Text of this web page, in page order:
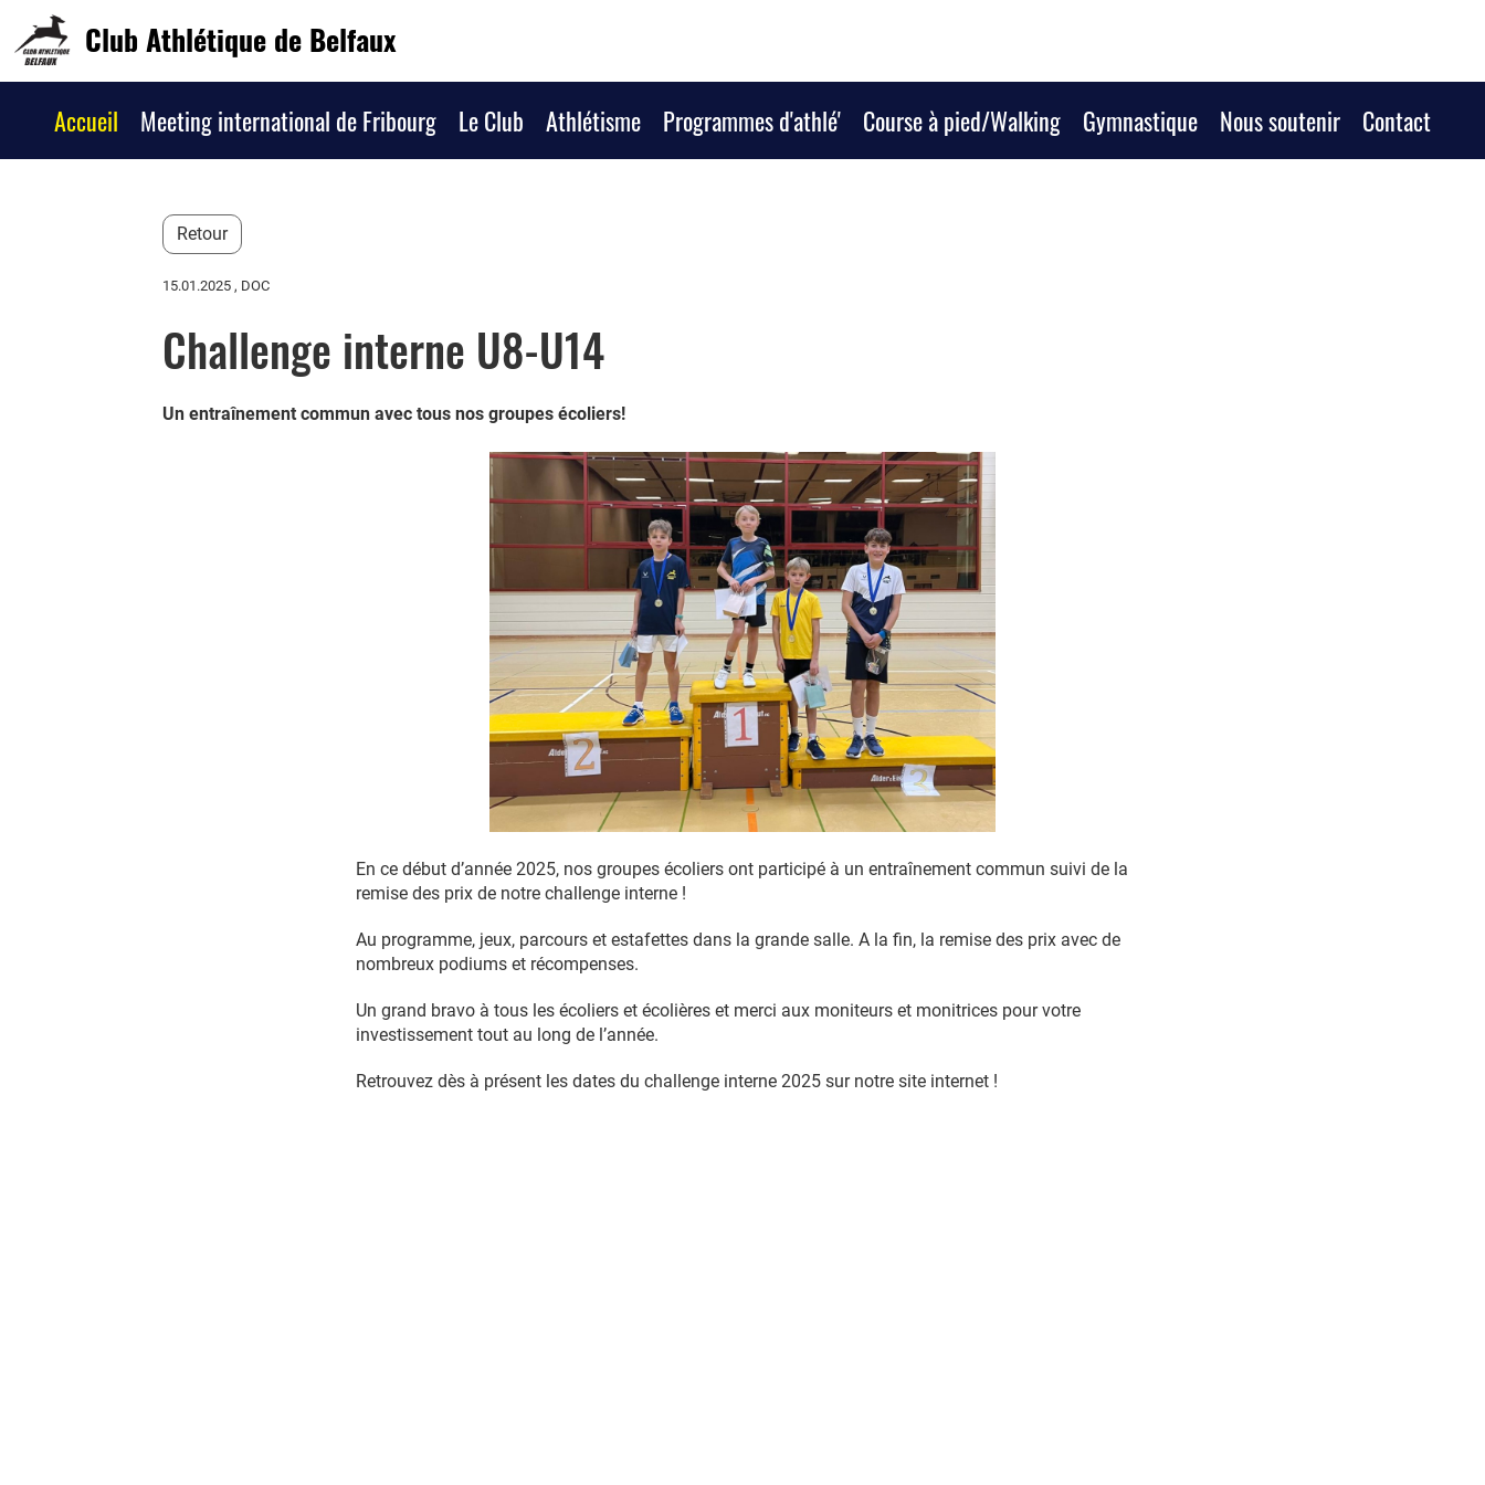
Club Athlétique de Belfaux
Accueil Meeting international de Fribourg Le Club Athlétisme Programmes d'athlé' Course à pied/Walking Gymnastique Nous soutenir Contact
Retour
15.01.2025 , DOC
Challenge interne U8-U14
Un entraînement commun avec tous nos groupes écoliers!
En ce début d’année 2025, nos groupes écoliers ont participé à un entraînement commun suivi de la
remise des prix de notre challenge interne !
Au programme, jeux, parcours et estafettes dans la grande salle. A la fin, la remise des prix avec de
nombreux podiums et récompenses.
Un grand bravo à tous les écoliers et écolières et merci aux moniteurs et monitrices pour votre
investissement tout au long de l’année.
Retrouvez dès à présent les dates du challenge interne 2025 sur notre site internet !